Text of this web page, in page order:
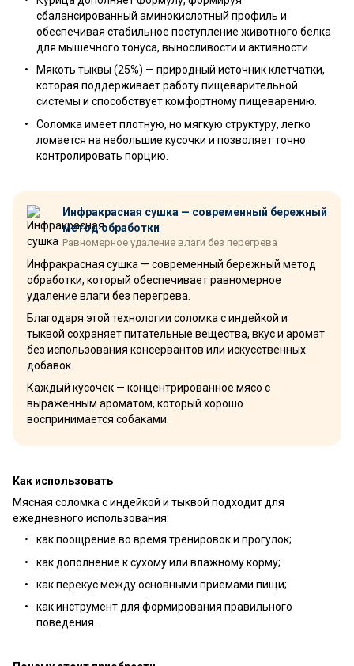
сбалансированный аминокислотный профиль и
обеспечивая стабильное поступление животного белка
для мышечного тонуса, выносливости и активности.
Мякоть тыквы (25%) — природный источник клетчатки,
которая поддерживает работу пищеварительной
системы и способствует комфортному пищеварению.
Соломка имеет плотную, но мягкую структуру, легко
ломается на небольшие кусочки и позволяет точно
контролировать порцию.
Инфракрасная сушка — современный бережный
метод обработки
Равномерное удаление влаги без перегрева
Инфракрасная сушка — современный бережный метод
обработки, который обеспечивает равномерное
удаление влаги без перегрева.
Благодаря этой технологии соломка с индейкой и
тыквой сохраняет питательные вещества, вкус и аромат
без использования консервантов или искусственных
добавок.
Каждый кусочек — концентрированное мясо с
выраженным ароматом, который хорошо
воспринимается собаками.
Как использовать
Мясная соломка с индейкой и тыквой подходит для
ежедневного использования:
как поощрение во время тренировок и прогулок;
как дополнение к сухому или влажному корму;
как перекус между основными приемами пищи;
как инструмент для формирования правильного
поведения.